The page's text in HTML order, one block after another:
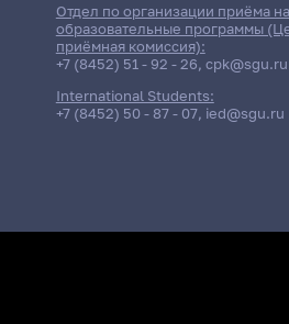
Отдел по организации приёма
образовательные программы
приёмная комиссия):
+7 (8452) 51 - 92 - 26, cpk@sgu.ru
International Students:
+7 (8452) 50 - 87 - 07, ied@sgu.ru